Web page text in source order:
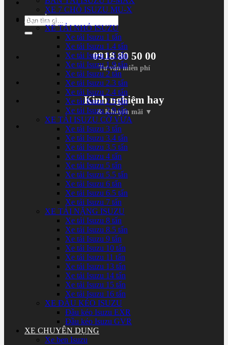
Tìm
kiếm:
0918 80 50 00
Tư vấn miễn phí
Kinh nghiệm hay
& Khuyến mãi ▼
XE 7 CHỖ ISUZU MU-X
XE TẢI ISUZU
XE TẢI NHỎ ISUZU
Xe tải Isuzu 1 tấn
Xe tải Isuzu 1.4 tấn
Xe tải Isuzu 1.5 tấn
Xe tải Isuzu 1.9 tấn
Xe tải Isuzu 2 tấn
Xe tải Isuzu 2.3 tấn
Xe tải Isuzu 2.4 tấn
Xe tải Isuzu 2.5 tấn
Xe tải Isuzu 2.9 tấn
XE TẢI ISUZU CỠ VỪA
Xe tải Isuzu 3 tấn
Xe tải Isuzu 3.4 tấn
Xe tải Isuzu 3.5 tấn
Xe tải Isuzu 4 tấn
Xe tải Isuzu 5 tấn
Xe tải Isuzu 5.5 tấn
Xe tải Isuzu 6 tấn
Xe tải Isuzu 6.5 tấn
Xe tải Isuzu 7 tấn
XE TẢI NẶNG ISUZU
Xe tải Isuzu 8 tấn
Xe tải Isuzu 8.5 tấn
Xe tải Isuzu 9 tấn
Xe tải Isuzu 10 tấn
Xe tải Isuzu 11 tấn
Xe tải Isuzu 13 tấn
Xe tải Isuzu 14 tấn
Xe tải Isuzu 15 tấn
Xe tải Isuzu 16 tấn
XE ĐẦU KÉO ISUZU
Đầu kéo Isuzu EXR
Đầu kéo Isuzu GVR
XE CHUYÊN DỤNG
Xe ben Isuzu